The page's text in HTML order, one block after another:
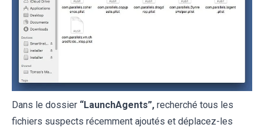
Dans le dossier “LaunchAgents”, recherché tous les
fichiers suspects récemment ajoutés et déplacez-les